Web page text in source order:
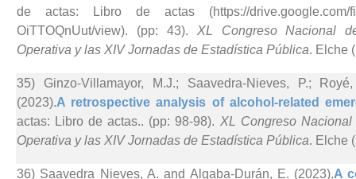
de actas: Libro de actas (https://drive.google.com/
OiTTOQnUut/view). (pp: 43). XL Congreso Nacional
Operativa y las XIV Jornadas de Estadística Pública. Elche
35) Ginzo-Villamayor, M.J.; Saavedra-Nieves, P.;
(2023).A retrospective analysis of alcohol-related
actas: Libro de actas.. (pp: 98-98). XL Congreso
Operativa y las XIV Jornadas de Estadística Pública. Elche
36) Saavedra Nieves, A. and Algaba-Durán, E. (2023).A